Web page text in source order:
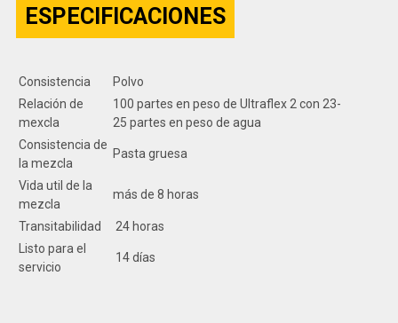
ESPECIFICACIONES
Consistencia
Polvo
Relación de
mexcla
100 partes en peso de Ultraflex 2 con 23-
25 partes en peso de agua
Consistencia de
la mezcla
Pasta gruesa
Vida util de la
mezcla
más de 8 horas
Transitabilidad
24 horas
Listo para el
servicio
14 días